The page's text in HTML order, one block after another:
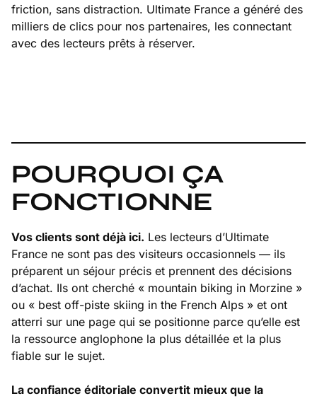
friction, sans distraction. Ultimate France a généré des
milliers de clics pour nos partenaires, les connectant
avec des lecteurs prêts à réserver.
POURQUOI ÇA
FONCTIONNE
Vos clients sont déjà ici. Les lecteurs d’Ultimate
France ne sont pas des visiteurs occasionnels — ils
préparent un séjour précis et prennent des décisions
d’achat. Ils ont cherché « mountain biking in Morzine »
ou « best off-piste skiing in the French Alps » et ont
atterri sur une page qui se positionne parce qu’elle est
la ressource anglophone la plus détaillée et la plus
fiable sur le sujet.
La confiance éditoriale convertit mieux que la